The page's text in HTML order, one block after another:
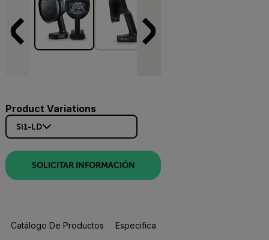
Product Variations
Si1-LD
SOLICITAR INFORMACIÓN
Catálogo De Productos Especificaciones